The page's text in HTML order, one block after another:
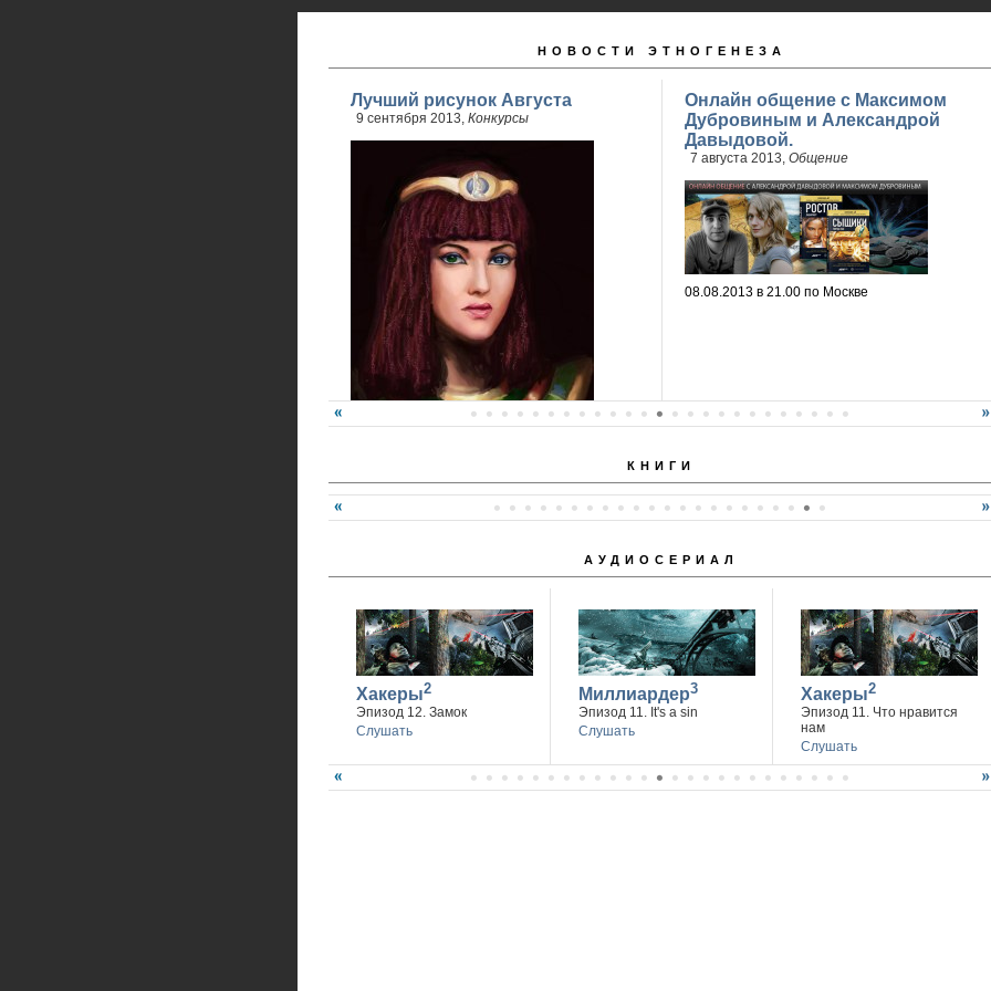
НОВОСТИ ЭТНОГЕНЕЗА
Лучший рисунок Августа
9 сентября 2013, Конкурсы
Победитель - Анна Ремез
Онлайн общение с Максимом
Дубровиным и Александрой
Давыдовой.
7 августа 2013, Общение
08.08.2013 в 21.00 по Москве
КНИГИ
АУДИОСЕРИАЛ
Хакеры2
Эпизод 12. Замок
Слушать
Миллиардер3
Эпизод 11. It's a sin
Слушать
Хакеры2
Эпизод 11. Что нравится
нам
Слушать